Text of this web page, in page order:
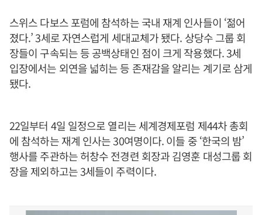
스위스 다보스 포럼에 참석하는 국내 재계 인사들이 ‘젊어
졌다.’ 3세로 자연스럽게 세대교체가 됐다. 상당수 그룹 회
장들이 구속되는 등 공백상태인 점이 크게 작용했다. 3세
입장에서는 외연을 넓히는 등 존재감을 알리는 계기로 삼게
됐다.
22일부터 4일 일정으로 열리는 세계경제포럼 제44차 총회
에 참석하는 재계 인사는 30여명이다. 이들 중 ‘한국의 밤’
행사를 주관하는 허창수 전경련 회장과 김영훈 대성그룹 회
장을 제외하고는 3세들이 주력이다.